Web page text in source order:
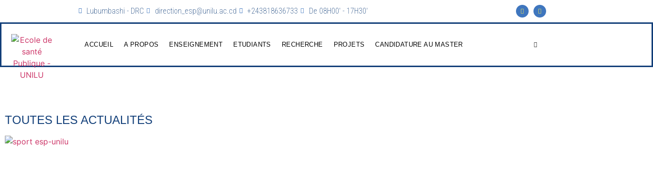
Lubumbashi - DRC direction_esp@unilu.ac.cd +243818636733 De 08H00' - 17H30'
ACCUEIL A PROPOS ENSEIGNEMENT ETUDIANTS RECHERCHE PROJETS CANDIDATURE AU MASTER
TOUTES LES ACTUALITÉS